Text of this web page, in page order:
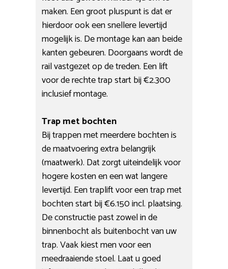
maken. Een groot pluspunt is dat er
hierdoor ook een snellere levertijd
mogelijk is. De montage kan aan beide
kanten gebeuren. Doorgaans wordt de
rail vastgezet op de treden. Een lift
voor de rechte trap start bij €2.300
inclusief montage.
Trap met bochten
Bij trappen met meerdere bochten is
de maatvoering extra belangrijk
(maatwerk). Dat zorgt uiteindelijk voor
hogere kosten en een wat langere
levertijd. Een traplift voor een trap met
bochten start bij €6.150 incl. plaatsing.
De constructie past zowel in de
binnenbocht als buitenbocht van uw
trap. Vaak kiest men voor een
meedraaiende stoel. Laat u goed